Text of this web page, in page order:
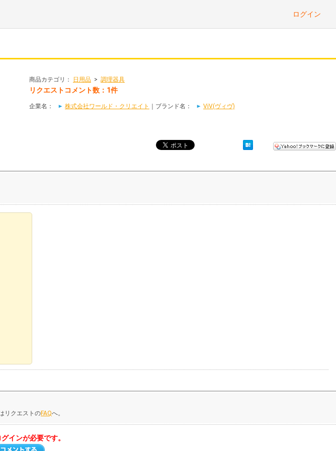
ログイン
商品カテゴリ： 日用品 > 調理器具
リクエストコメント数：1件
企業名： 株式会社ワールド・クリエイト ｜ブランド名： ViV(ヴィヴ)
リクエストのFAQへ。
インが必要です。